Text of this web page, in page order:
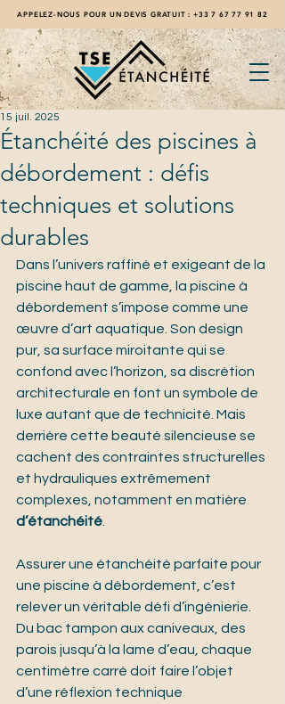
APPELEZ-NOUS POUR UN DEVIS GRATUIT : +33 7 67 77 91 82
Étanchéité des piscines à
débordement : défis
techniques et solutions
durables
15 juil. 2025
Dans l’univers raffiné et exigeant de la
piscine haut de gamme, la piscine à
débordement s’impose comme une
œuvre d’art aquatique. Son design
pur, sa surface miroitante qui se
confond avec l’horizon, sa discrétion
architecturale en font un symbole de
luxe autant que de technicité. Mais
derrière cette beauté silencieuse se
cachent des contraintes structurelles
et hydrauliques extrêmement
complexes, notamment en matière
d’étanchéité
Assurer une étanchéité parfaite pour
une piscine à débordement, c’est
relever un véritable défi d’ingénierie.
Du bac tampon aux caniveaux, des
parois jusqu’à la lame d’eau, chaque
centimètre carré doit faire l’objet
d’une réflexion technique